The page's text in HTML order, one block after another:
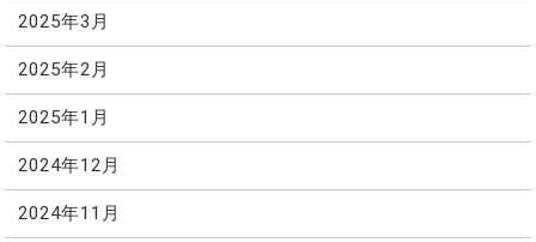
2025年3月
2025年2月
2025年1月
2024年12月
2024年11月